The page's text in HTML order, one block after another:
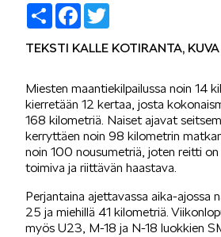
Share Facebook
TEKSTI KALLE KOTIRANTA,
Miesten maantiekilpailussa noin 14
kierretään 12 kertaa, josta
168 kilometriä. Naiset ajavat
kerryttäen noin 98 kilometrin
noin 100 nousumetriä, joten reitti on
toimiva ja riittävän haastava.
Perjantaina ajettavassa aika-ajossa
25 ja miehillä 41 kilometriä.
myös U23, M-18 ja N-18 luokkien